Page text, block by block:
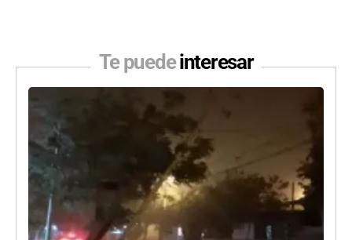
Te puedeinteresar